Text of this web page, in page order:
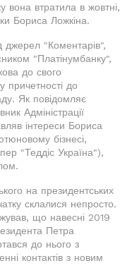
вона втратила в жовтні,
Бориса Ложкіна.
джерел "Коментарів",
"Платінумбанку",
до свого
причетності до
Як повідомляє
Адміністрації
інтереси Бориса
бізнесі,
"Теддіс Україна"),
на президентських
склалися непросто.
що навесні 2019
Петра
до нього з
контактів з новим